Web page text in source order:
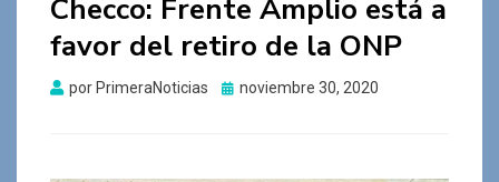
Checco: Frente Amplio está a
favor del retiro de la ONP
por PrimeraNoticias
Publicado
noviembre 30, 2020